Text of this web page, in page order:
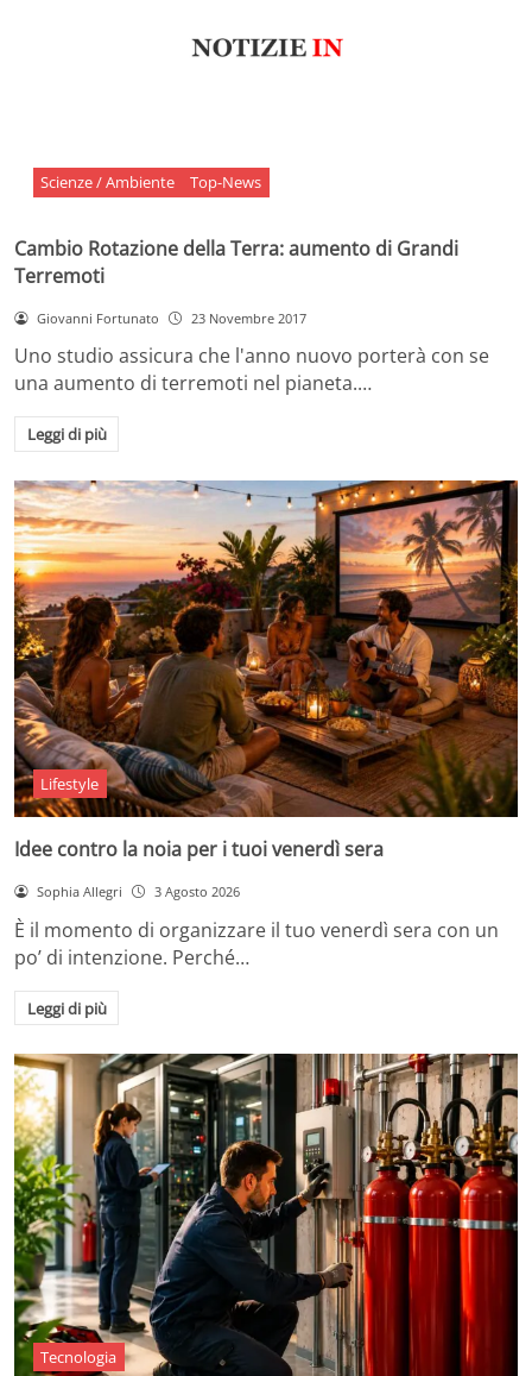
Scienze / Ambiente Top-News
Cambio Rotazione della Terra: aumento di Grandi
Terremoti
Giovanni Fortunato 23 Novembre 2017
Uno studio assicura che l'anno nuovo porterà con se
una aumento di terremoti nel pianeta.…
Leggi di più
Lifestyle
Idee contro la noia per i tuoi venerdì sera
Sophia Allegri 3 Agosto 2026
È il momento di organizzare il tuo venerdì sera con un
po’ di intenzione. Perché…
Leggi di più
Tecnologia